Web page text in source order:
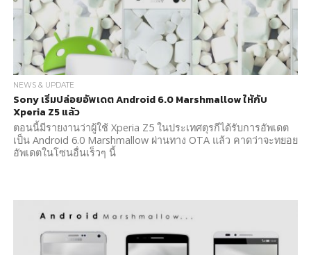
NEWS & UPDATE
Sony เริ่มปล่อยอัพเดต Android 6.0 Marshmallow ให้กับ
Xperia Z5 แล้ว
ตอนนี้มีรายงานว่าผู้ใช้ Xperia Z5 ในประเทศตุรกีได้รับการอัพเดต
เป็น Android 6.0 Marshmallow ผ่านทาง OTA แล้ว คาดว่าจะทยอย
อัพเดตในโซนอื่นเร็วๆ นี้